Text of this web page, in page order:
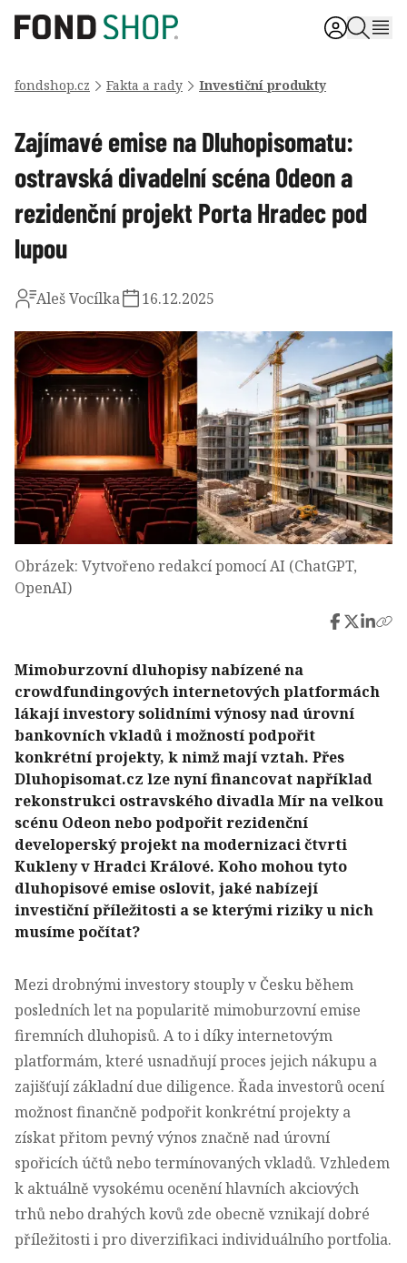
fondshop.cz Fakta a rady Investiční produkty
Zajímavé emise na Dluhopisomatu:
ostravská divadelní scéna Odeon a
rezidenční projekt Porta Hradec pod
lupou
Aleš Vocílka 16.12.2025
Obrázek: Vytvořeno redakcí pomocí AI (ChatGPT,
OpenAI)
Mimoburzovní dluhopisy nabízené na
crowdfundingových internetových platformách
lákají investory solidními výnosy nad úrovní
bankovních vkladů i možností podpořit
konkrétní projekty, k nimž mají vztah. Přes
Dluhopisomat.cz lze nyní financovat například
rekonstrukci ostravského divadla Mír na velkou
scénu Odeon nebo podpořit rezidenční
developerský projekt na modernizaci čtvrti
Kukleny v Hradci Králové. Koho mohou tyto
dluhopisové emise oslovit, jaké nabízejí
investiční příležitosti a se kterými riziky u nich
musíme počítat?
Mezi drobnými investory stouply v Česku během
posledních let na popularitě mimoburzovní emise
firemních dluhopisů. A to i díky internetovým
platformám, které usnadňují proces jejich nákupu a
zajišťují základní due diligence. Řada investorů ocení
možnost finančně podpořit konkrétní projekty a
získat přitom pevný výnos značně nad úrovní
spořicích účtů nebo termínovaných vkladů. Vzhledem
k aktuálně vysokému ocenění hlavních akciových
trhů nebo drahých kovů zde obecně vznikají dobré
příležitosti i pro diverzifikaci individuálního portfolia.